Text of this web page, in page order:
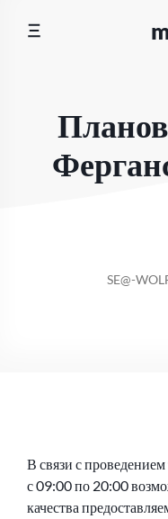
ОТ
SE@-
В связи с
с 09:00 по 20:00
качества